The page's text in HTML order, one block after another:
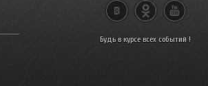
Будь в курсе всех событий !